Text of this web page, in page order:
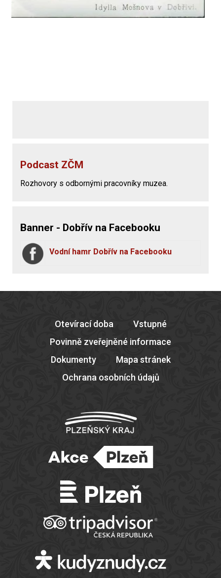
Podcast ZČM
Rozhovory s odbornými pracovníky muzea.
Banner - Dobřív na Facebooku
Vodní hamr Dobřív na Facebooku
Otevírací doba
Vstupné
Povinně zveřejněné informace
Dokumenty
Mapa stránek
Ochrana osobních údajů